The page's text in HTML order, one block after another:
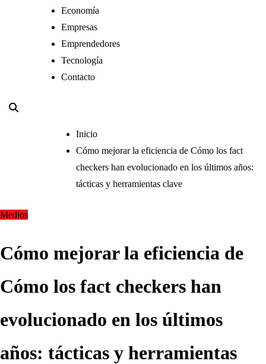
Economía
Empresas
Emprendedores
Tecnología
Contacto
Inicio
Cómo mejorar la eficiencia de Cómo los fact
checkers han evolucionado en los últimos años:
tácticas y herramientas clave
Medios
Cómo mejorar la eficiencia de
Cómo los fact checkers han
evolucionado en los últimos
años: tácticas y herramientas